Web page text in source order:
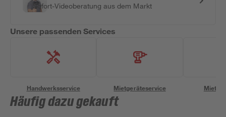
Sofort-Videoberatung aus dem Markt
Unsere passenden Services
Handwerksservice Mietgeräteservice
Häufig dazu gekauft